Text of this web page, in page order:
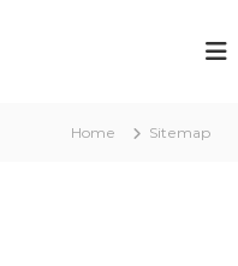
Home Sitemap